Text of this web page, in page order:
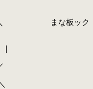
まな板ック